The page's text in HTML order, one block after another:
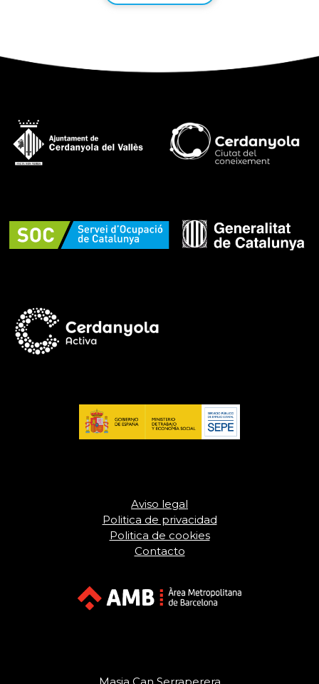
Aviso legal
Politica de privacidad
Politica de cookies
Contacto